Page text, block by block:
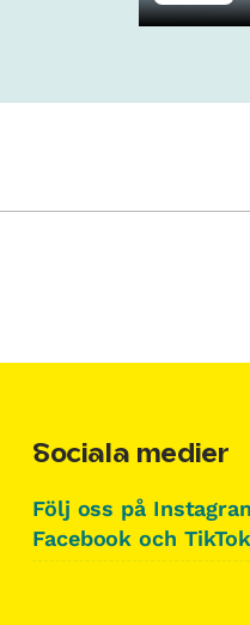
Sociala medier
Följ oss på
Facebook och